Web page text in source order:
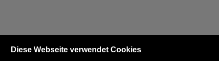
Diese Webseite verwendet Cookies